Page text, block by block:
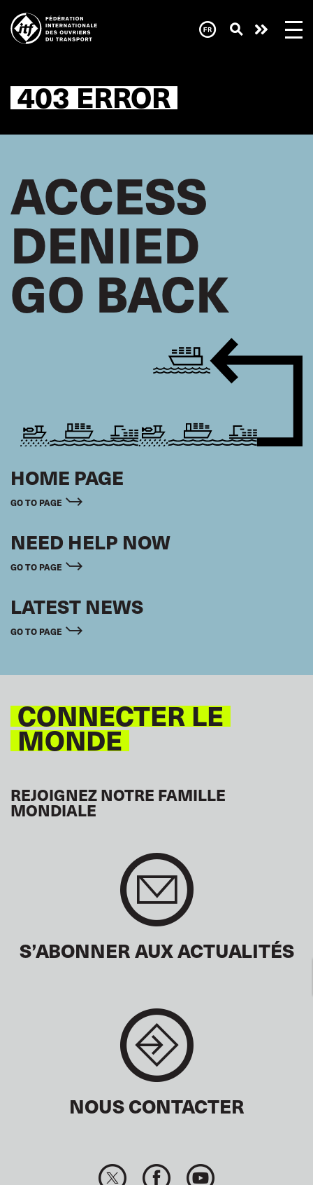
main
content
403 ERROR
ACCESS
DENIED
GO BACK
HOME PAGE
GO TO PAGE
NEED HELP NOW
GO TO PAGE
LATEST NEWS
GO TO PAGE
CONNECTER LE
MONDE
REJOIGNEZ NOTRE FAMILLE
MONDIALE
S’ABONNER AUX ACTUALITÉS
NOUS CONTACTER